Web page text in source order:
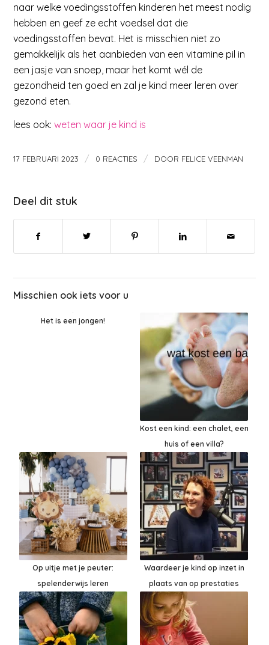
naar welke voedingsstoffen kinderen het meest nodig
hebben en geef ze echt voedsel dat die
voedingsstoffen bevat. Het is misschien niet zo
gemakkelijk als het aanbieden van een vitamine pil in
een jasje van snoep, maar het komt wél de
gezondheid ten goed en zal je kind meer leren over
gezond eten.
lees ook:weten waar je kind is
17 FEBRUARI 2023 / 0 REACTIES / DOOR FELICE VEENMAN
Deel dit stuk
Misschien ook iets voor u
Het is een jongen!
Kost een kind: een chalet, een
huis of een villa?
Op uitje met je peuter:
spelenderwijs leren
Waardeer je kind op inzet in
plaats van op prestaties